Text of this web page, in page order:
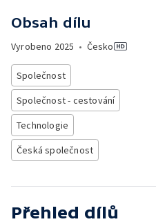
Obsah dílu
Vyrobeno 2025 • Česko
Společnost
Společnost - cestování
Technologie
Česká společnost
Přehled dílů